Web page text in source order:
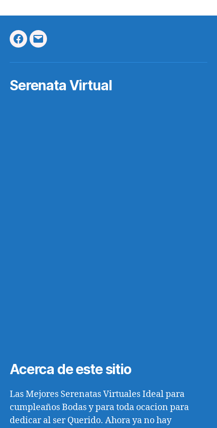
Facebook
Correo
Serenata Virtual
Acerca de este sitio
Las Mejores Serenatas Virtuales Ideal para
cumpleaños Bodas y para toda ocacion para
dedicar al ser Querido. Ahora ya no hay